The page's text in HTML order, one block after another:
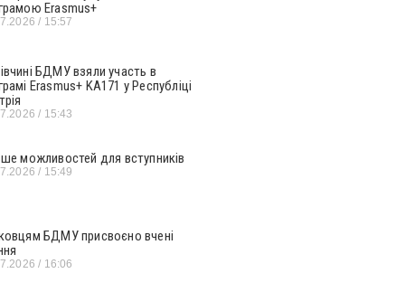
Erasmus+
15:57
БДМУ взяли участь в
Erasmus+ KA171 у Республіці
15:43
можливостей для вступників
15:49
БДМУ присвоєно вчені
16:06